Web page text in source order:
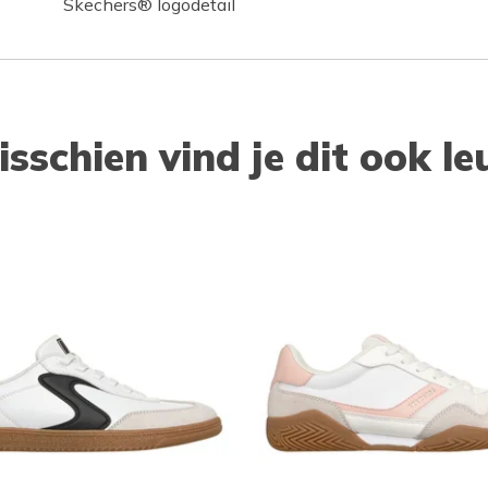
Skechers® logodetail
vind je dit ook